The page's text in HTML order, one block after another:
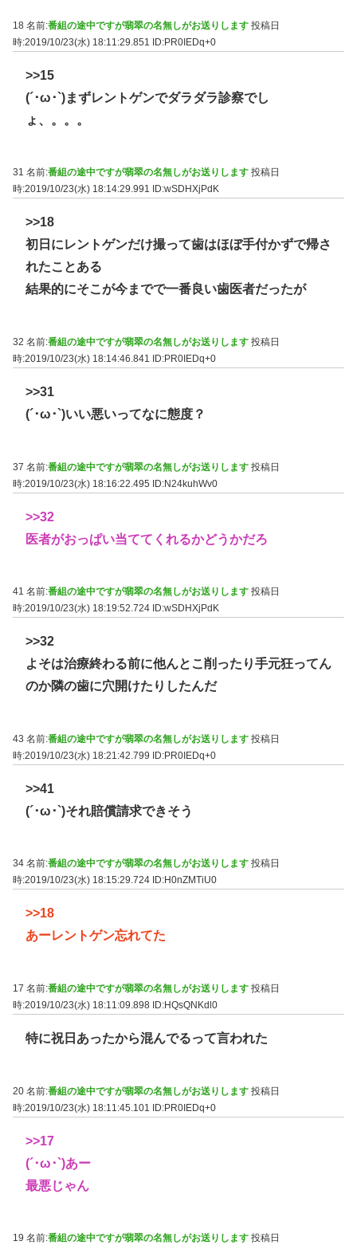
18 名前:番組の途中ですが翡翠の名無しがお送りします 投稿日
時:2019/10/23(水) 18:11:29.851 ID:PR0IEDq+0
>>15
(´･ω･`)まずレントゲンでダラダラ診察でし
ょ、。。。
31 名前:番組の途中ですが翡翠の名無しがお送りします 投稿日
時:2019/10/23(水) 18:14:29.991
ID:wSDHXjPdK
>>18
初日にレントゲンだけ撮って歯はほぼ手付かずで帰さ
れたことある
結果的にそこが今までで一番良い歯医者だったが
32 名前:番組の途中ですが翡翠の名無しがお送りします 投稿日
時:2019/10/23(水) 18:14:46.841
ID:PR0IEDq+0
>>31
(´･ω･`)いい悪いってなに態度？
37 名前:番組の途中ですが翡翠の名無しがお送りします 投稿日
時:2019/10/23(水) 18:16:22.495 ID:N24kuhWv0
>>32
医者がおっぱい当ててくれるかどうかだろ
41 名前:番組の途中ですが翡翠の名無しがお送りします 投稿日
時:2019/10/23(水) 18:19:52.724 ID:wSDHXjPdK
>>32
よそは治療終わる前に他んとこ削ったり手元狂ってん
のか隣の歯に穴開けたりしたんだ
43 名前:番組の途中ですが翡翠の名無しがお送りします 投稿日
時:2019/10/23(水) 18:21:42.799 ID:PR0IEDq+0
>>41
(´･ω･`)それ賠償請求できそう
34 名前:番組の途中ですが翡翠の名無しがお送りします 投稿日
時:2019/10/23(水) 18:15:29.724 ID:H0nZMTiU0
>>18
あーレントゲン忘れてた
17 名前:番組の途中ですが翡翠の名無しがお送りします 投稿日
時:2019/10/23(水) 18:11:09.898 ID:HQsQNKdl0
特に祝日あったから混んでるって言われた
20 名前:番組の途中ですが翡翠の名無しがお送りします 投稿日
時:2019/10/23(水) 18:11:45.101 ID:PR0IEDq+0
>>17
(´･ω･`)あー
最悪じゃん
19 名前:番組の途中ですが翡翠の名無しがお送りします 投稿日